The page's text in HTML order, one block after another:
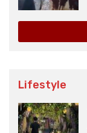
Lifestyle